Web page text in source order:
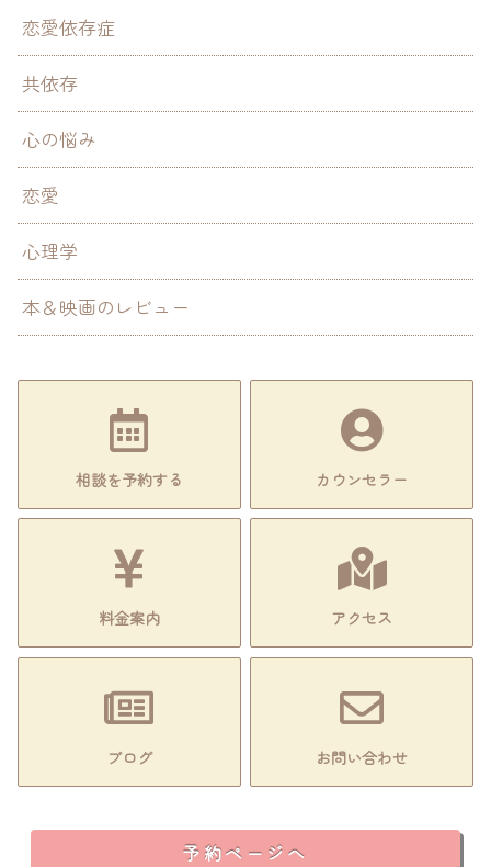
恋愛依存症
共依存
心の悩み
恋愛
心理学
本＆映画のレビュー
相談を予約する カウンセラー
料金案内 アクセス
ブログ お問い合わせ
予約ページへ